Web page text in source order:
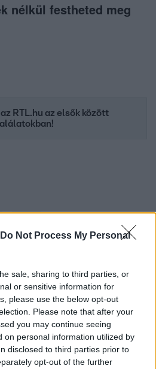
Do Not Process My Personal
sale, sharing to third parties, or
or sensitive information for
please use the below opt-out
Please note that after your
you may continue seeing
on personal information utilized by
disclosed to third parties prior to
opt-out of the further
nélkül festheted meg
RTL.hu az elsők között
értesülj a friss hírekről a
Követem